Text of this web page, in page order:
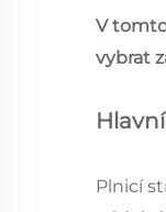
V
vybrat
Plnicí